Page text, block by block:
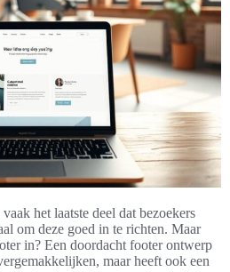
het laatste deel dat bezoekers
om deze goed in te richten. Maar
in? Een doordacht footer ontwerp
maar heeft ook een